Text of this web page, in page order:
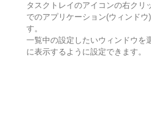
タスクトレイのアイコンの右クリ
でのアプリケーション(ウィンド
す。
一覧中の設定したいウィンドウを
に表示するように設定できます。